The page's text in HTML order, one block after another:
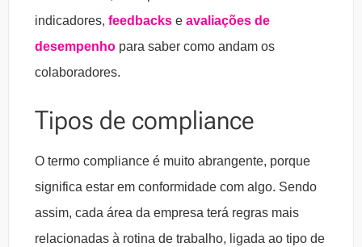
indicadores, feedbacks e avaliações de
desempenho para saber como andam os
colaboradores.
Tipos de compliance
O termo compliance é muito abrangente, porque
significa estar em conformidade com algo. Sendo
assim, cada área da empresa terá regras mais
relacionadas à rotina de trabalho, ligada ao tipo de